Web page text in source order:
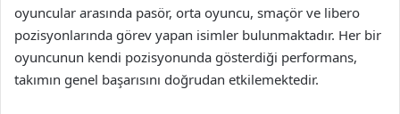
oyuncular arasında pasör, orta oyuncu, smaçör ve libero
pozisyonlarında görev yapan isimler bulunmaktadır. Her bir
oyuncunun kendi pozisyonunda gösterdiği performans,
takımın genel başarısını doğrudan etkilemektedir.